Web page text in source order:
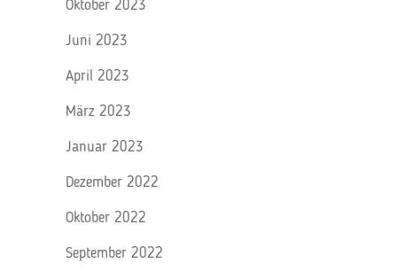
Oktober 2023
Juni 2023
April 2023
März 2023
Januar 2023
Dezember 2022
Oktober 2022
September 2022